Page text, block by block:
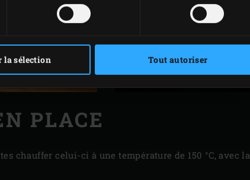
la sélection Tout autoriser
PLACE
chauffer celui-ci à une température de 150 °C, avec la